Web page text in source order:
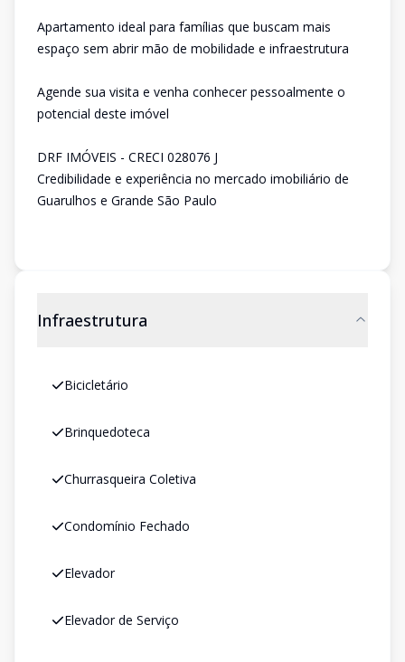
Apartamento ideal para famílias que buscam mais
espaço sem abrir mão de mobilidade e infraestrutura
Agende sua visita e venha conhecer pessoalmente o
potencial deste imóvel
DRF IMÓVEIS - CRECI 028076 J
Credibilidade e experiência no mercado imobiliário de
Guarulhos e Grande São Paulo
Infraestrutura
Bicicletário
Brinquedoteca
Churrasqueira Coletiva
Condomínio Fechado
Elevador
Elevador de Serviço